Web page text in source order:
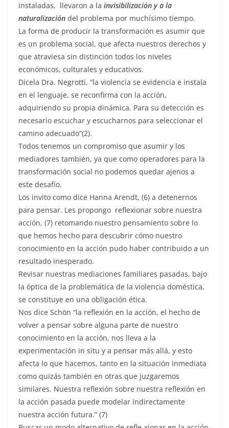
instaladas, llevaron a la invisibilización y a la
naturalización del problema por muchísimo tiempo.
La forma de producir la transformación es asumir que
es un problema social, que afecta nuestros derechos y
que atraviesa sin distinción todos los niveles
económicos, culturales y educativos.
Dicela Dra. Negrotti, “la violencia se evidencia e instala
en el lenguaje, se reconfirma con la acción,
adquiriendo su propia dinámica. Para su detección es
necesario escuchar y escucharnos para seleccionar el
camino adecuado”(2).
Todos tenemos un compromiso que asumir y los
mediadores también, ya que como operadores para la
transformación social no podemos quedar ajenos a
este desafío.
Los invito como dice Hanna Arendt, (6) a detenernos
para pensar. Les propongo reflexionar sobre nuestra
acción, (7) retomando nuestro pensamiento sobre lo
que hemos hecho para descubrir cómo nuestro
conocimiento en la acción pudo haber contribuido a un
resultado inesperado.
Revisar nuestras mediaciones familiares pasadas, bajo
la óptica de la problemática de la violencia doméstica,
se constituye en una obligación ética.
Nos dice Schön “la reflexión en la acción, el hecho de
volver a pensar sobre alguna parte de nuestro
conocimiento en la acción, nos lleva a la
experimentación in situ y a pensar más allá, y esto
afecta lo que hacemos, tanto en la situación inmediata
como quizás también en otras que juzgaremos
similares. Nuestra reflexión sobre nuestra reflexión en
la acción pasada puede modelar indirectamente
nuestra acción futura.” (7)